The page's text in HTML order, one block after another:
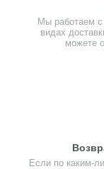
Мы работаем с
видах
можете
Если по каким-